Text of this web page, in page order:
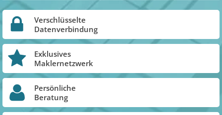
Verschlüsselte
Datenverbindung
Exklusives
Maklernetzwerk
Persönliche
Beratung